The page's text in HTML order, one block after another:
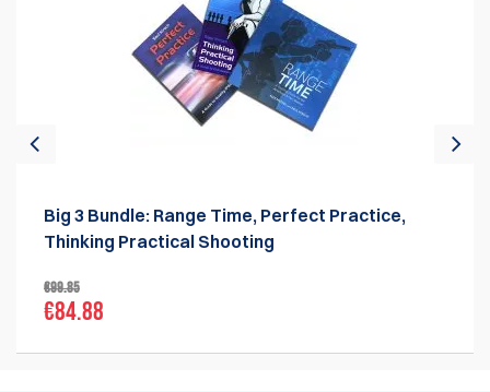
Big 3 Bundle: Range Time, Perfect Practice,
Thinking Practical Shooting
€99.85
€84.88